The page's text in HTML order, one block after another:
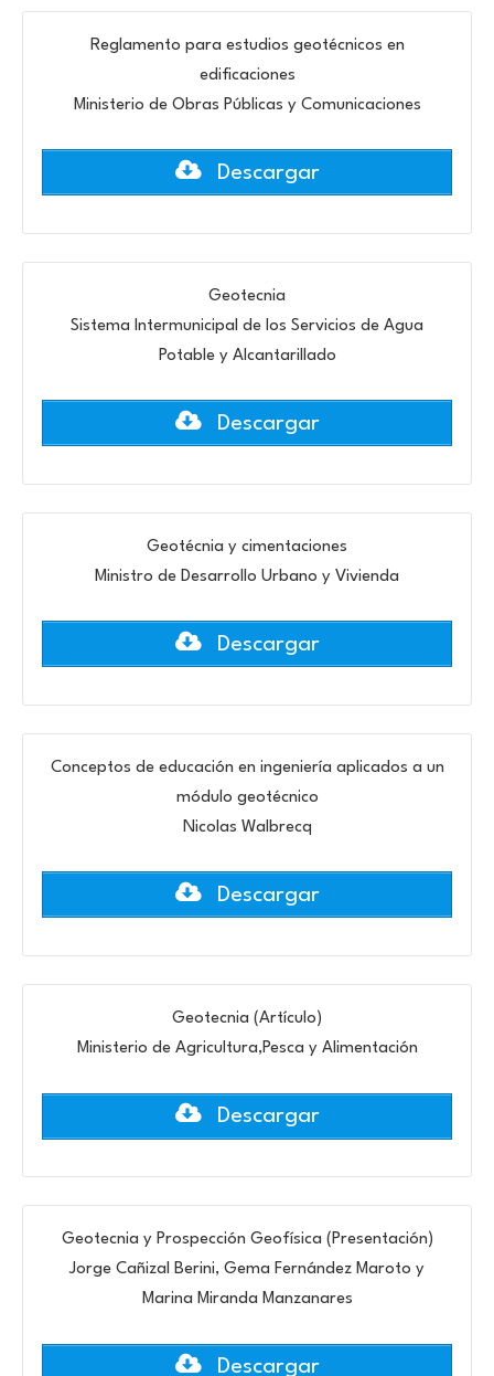
Reglamento para estudios geotécnicos en
edificaciones
Ministerio de Obras Públicas y Comunicaciones
Descargar
Geotecnia
Sistema Intermunicipal de los Servicios de Agua
Potable y Alcantarillado
Descargar
Geotécnia y cimentaciones
Ministro de Desarrollo Urbano y Vivienda
Descargar
Conceptos de educación en ingeniería aplicados a un
módulo geotécnico
Nicolas Walbrecq
Descargar
Geotecnia (Artículo)
Ministerio de Agricultura,Pesca y Alimentación
Descargar
Geotecnia y Prospección Geofísica (Presentación)
Jorge Cañizal Berini, Gema Fernández Maroto y
Marina Miranda Manzanares
Descargar